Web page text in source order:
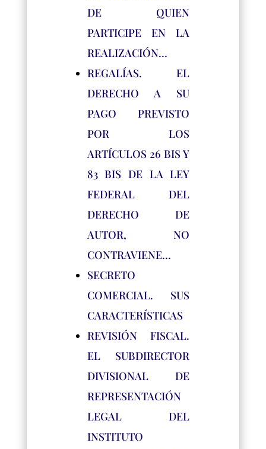
DE QUIEN
PARTICIPE EN LA
REALIZACIÓN…
REGALÍAS. EL
DERECHO A SU
PAGO PREVISTO
POR LOS
ARTÍCULOS 26 BIS Y
83 BIS DE LA LEY
FEDERAL DEL
DERECHO DE
AUTOR, NO
CONTRAVIENE…
SECRETO
COMERCIAL. SUS
CARACTERÍSTICAS
REVISIÓN FISCAL.
EL SUBDIRECTOR
DIVISIONAL DE
REPRESENTACIÓN
LEGAL DEL
INSTITUTO